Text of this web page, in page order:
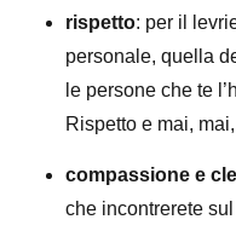
rispetto: per il
personale, quella
le persone che te
Rispetto e mai,
compassione e
che incontrerete